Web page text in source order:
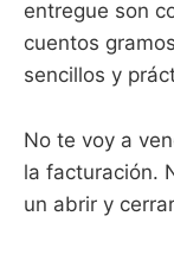
entregue son
cuentos
sencillos y
No te voy a
la facturación.
un abrir y